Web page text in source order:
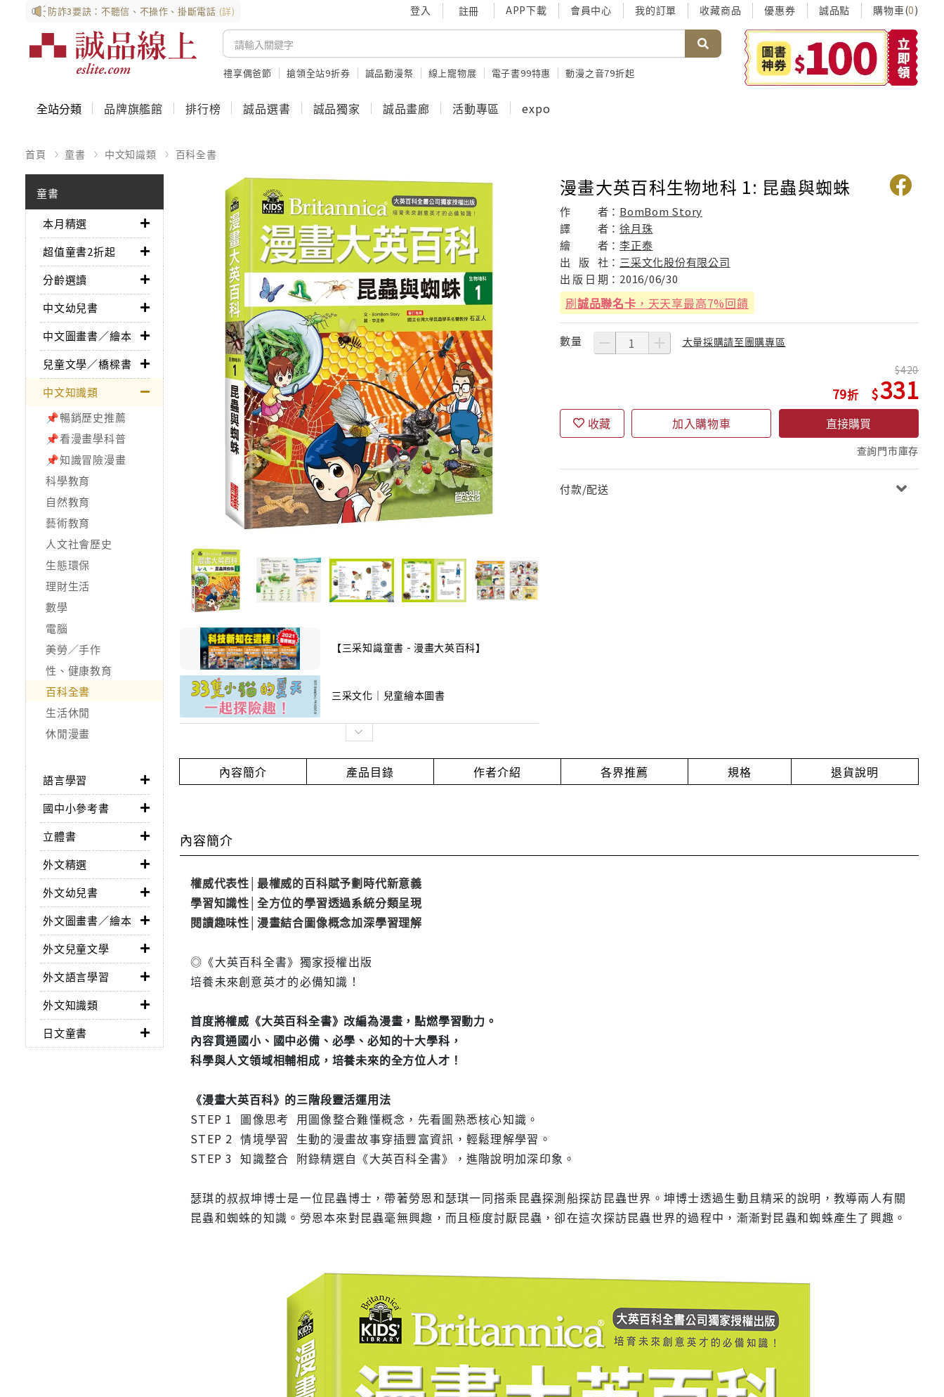
防詐3要訣：不聽信、不操作、掛斷電話 (詳) 登入 註冊 APP下載 會員中心 我的訂單 收藏商品 優惠券 誠品點 購物車(0)
禮享偶爸節 搶領全站9折券 誠品動漫祭 線上寵物展 電子書99特惠 動漫之音79折起
全站分類 品牌旗艦館 排行榜 誠品選書 誠品獨家 誠品畫廊 活動專區 expo
首頁 童書 中文知識類 百科全書
童書
本月精選
超值童書2折起
分齡選讀
中文幼兒書
中文圖畫書／繪本
兒童文學／橋樑書
中文知識類
📌暢銷歷史推薦
📌看漫畫學科普
📌知識冒險漫畫
科學教育
自然教育
藝術教育
人文社會歷史
生態環保
理財生活
數學
電腦
美勞／手作
性、健康教育
百科全書
生活休閒
休閒漫畫
語言學習
國中小參考書
立體書
外文精選
外文幼兒書
外文圖畫書／繪本
外文兒童文學
外文語言學習
外文知識類
日文童書
【三采知識童書 - 漫畫大英百科】
三采文化｜兒童繪本圖書
漫畫大英百科生物地科 1: 昆蟲與蜘蛛
作 者： BomBom Story
譯
者：徐月珠
繪
者：李正泰
出
版 社： 三采文化股份有限公司
出 版 日 期： 2016/06/30
刷誠品聯名卡 ，天天享最高7%回饋
數量 大量採購請至團購專區
79
420
331
收藏 加入購物車 直接購買
查詢門市庫存
付款/配送
內容簡介 產品目錄 作者介紹 各界推薦 規格 退貨說明
內容簡介
權威代表性│最權威的百科賦予劃時代新意義
學習知識性│全方位的學習透過系統分類呈現
閱讀趣味性│漫畫結合圖像概念加深學習理解
◎《大英百科全書》獨家授權出版
培養未來創意英才的必備知識！
首度將權威《大英百科全書》改編為漫畫，點燃學習動力。
內容貫通國小、國中必備、必學、必知的十大學科，
科學與人文領域相輔相成，培養未來的全方位人才！
《漫畫大英百科》的三階段靈活運用法
STEP 1 圖像思考 用圖像整合難懂概念，先看圖熟悉核心知識。
STEP 2 情境學習 生動的漫畫故事穿插豐富資訊，輕鬆理解學習。
STEP 3 知識整合 附錄精選自《大英百科全書》，進階說明加深印象。
瑟琪的叔叔坤博士是一位昆蟲博士，帶著勞恩和瑟琪一同搭乘昆蟲探測船探訪昆蟲世界。坤博士透過生動且精采的說明，教導兩人有關
昆蟲和蜘蛛的知識。勞恩本來對昆蟲毫無興趣，而且極度討厭昆蟲，卻在這次探訪昆蟲世界的過程中，漸漸對昆蟲和蜘蛛產生了興趣。